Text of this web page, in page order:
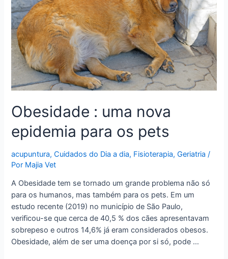
Obesidade : uma nova
epidemia para os pets
acupuntura,Cuidados do Dia a dia, Fisioterapia,Geriatria /
Por Majia Vet
A Obesidade tem se tornado um grande problema não só
para os humanos, mas também para os pets. Em um
estudo recente (2019) no município de São Paulo,
verificou-se que cerca de 40,5 % dos cães apresentavam
sobrepeso e outros 14,6% já eram considerados obesos.
Obesidade, além de ser uma doença por si só, pode …